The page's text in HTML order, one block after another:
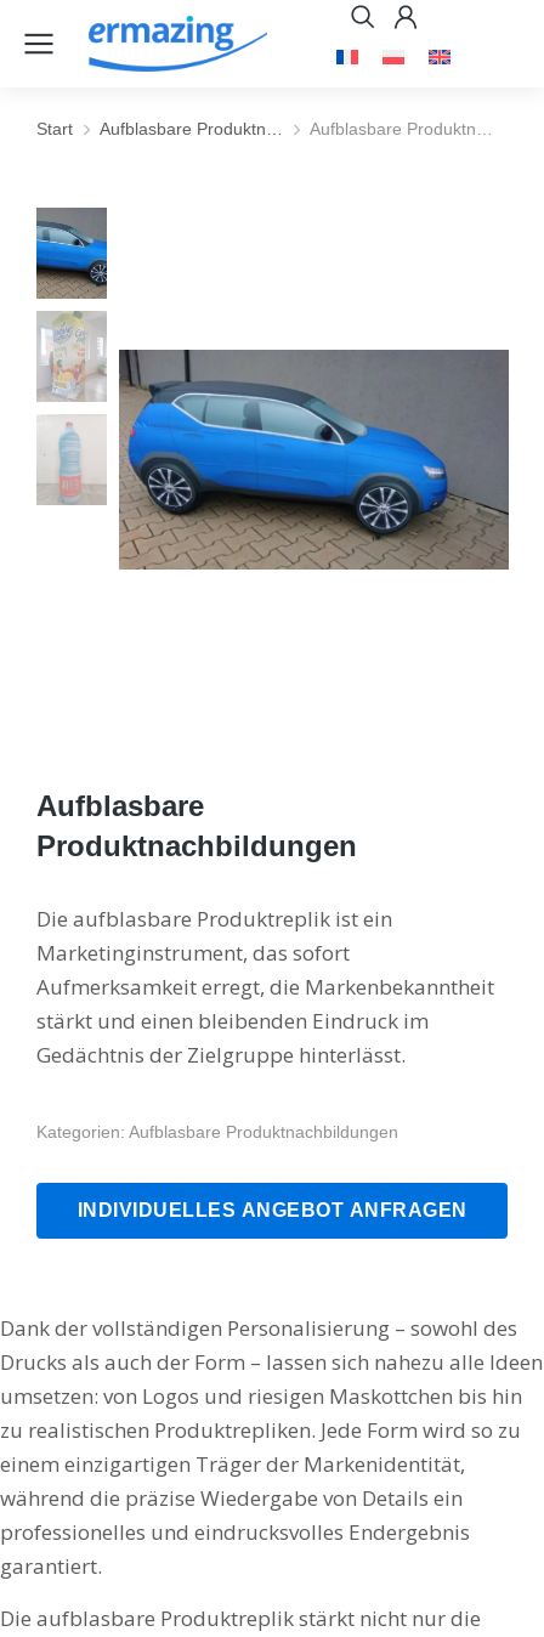
Sie befinden sich hier:
Start Aufblasbare Produktn… Aufblasbare Produktn…
Aufblasbare
Produktnachbildungen
Die aufblasbare Produktreplik ist ein
Marketinginstrument, das sofort
Aufmerksamkeit erregt, die Markenbekanntheit
stärkt und einen bleibenden Eindruck im
Gedächtnis der Zielgruppe hinterlässt.
Kategorien: Aufblasbare Produktnachbildungen
INDIVIDUELLES ANGEBOT ANFRAGEN
Dank der vollständigen Personalisierung – sowohl des
Drucks als auch der Form – lassen sich nahezu alle Ideen
umsetzen: von Logos und riesigen Maskottchen bis hin
zu realistischen Produktrepliken. Jede Form wird so zu
einem einzigartigen Träger der Markenidentität,
während die präzise Wiedergabe von Details ein
professionelles und eindrucksvolles Endergebnis
garantiert.
Die aufblasbare Produktreplik stärkt nicht nur die